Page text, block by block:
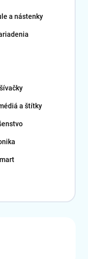
a nástenky
a štítky